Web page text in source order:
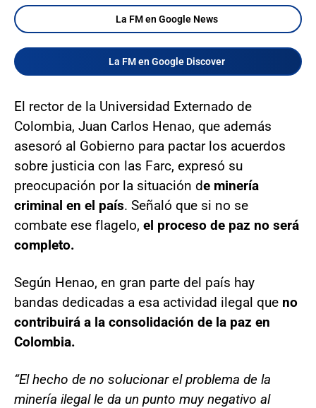
La FM en Google News
La FM en Google Discover
El rector de la Universidad Externado de
Colombia, Juan Carlos Henao, que además
asesoró al Gobierno para pactar los acuerdos
sobre justicia con las Farc, expresó su
preocupación por la situación de minería
criminal en el país. Señaló que si no se
combate ese flagelo, el proceso de paz no será
completo.
Según Henao, en gran parte del país hay
bandas dedicadas a esa actividad ilegal que no
contribuirá a la consolidación de la paz en
Colombia.
“El hecho de no solucionar el problema de la
minería ilegal le da un punto muy negativo al